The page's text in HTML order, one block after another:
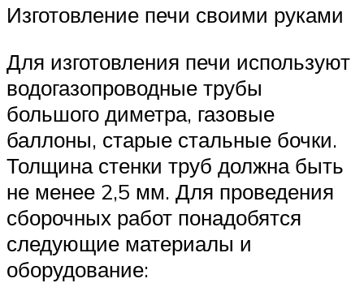
Изготовление печи своими руками
Для изготовления печи используют
водогазопроводные трубы
большого диметра, газовые
баллоны, старые стальные бочки.
Толщина стенки труб должна быть
не менее 2,5 мм. Для проведения
сборочных работ понадобятся
следующие материалы и
оборудование: